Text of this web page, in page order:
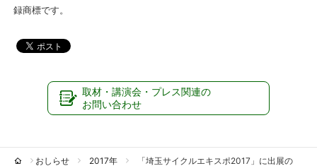
録商標です。
取材・講演会・プレス関連の
お問い合わせ
おしらせ 2017年
「埼玉サイクルエキスポ2017」に出展の